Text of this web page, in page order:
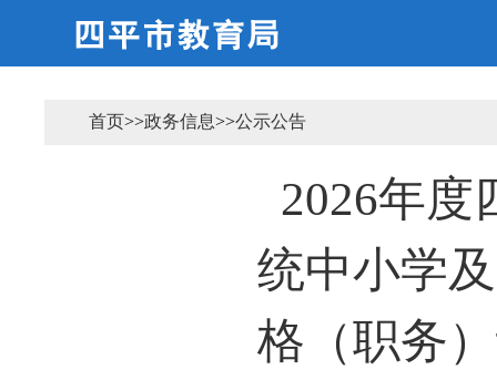
首页>>政务信息>>公示公告
2026年度
统中小学
格（职务